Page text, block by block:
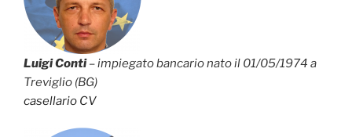
Luigi Conti– impiegato bancario nato il 01/05/1974 a
Treviglio (BG)
casellario CV